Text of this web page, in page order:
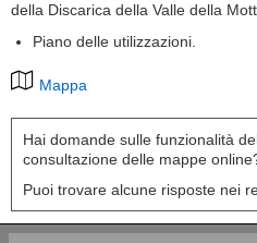
della Discarica della Valle della
Piano delle utilizzazioni.
Mappa
Hai domande sulle funzionalità
consultazione delle mappe
Puoi trovare alcune risposte nei